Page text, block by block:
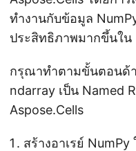
ทำงานกับข้อมูล
ประสิทธิภาพมากขึ้นใน
กรุณาทำตามขั้นตอนด้
ndarray เป็น Named
Aspose.Cells
สร้างอาเรย์